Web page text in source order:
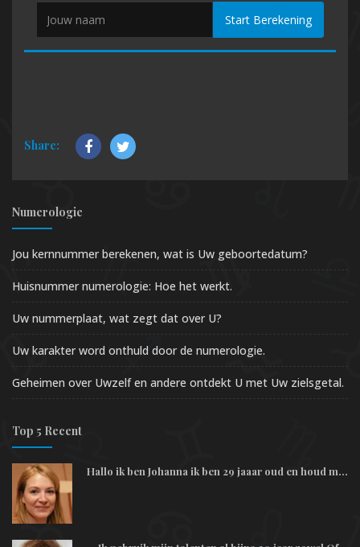
Start Berekening
Share:
Numerologie
Jou kernnummer berekenen, wat is Uw geboortedatum?
Huisnummer numerologie: Hoe het werkt.
Uw nummerplaat, wat zegt dat over U?
Uw karakter word onthuld door de numerologie.
Geheimen over Uwzelf en andere ontdekt U met Uw zielsgetal.
Top 5 Recent
Hallo ik ben Johanna ik ben 29 jaaar oud en houd m...